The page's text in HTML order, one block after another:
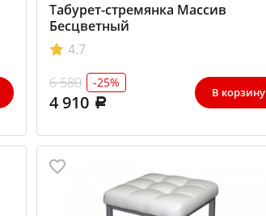
Табурет-стремянка Массив
Бесцветный
4.7
6 580
-25%
4 910 В корзину